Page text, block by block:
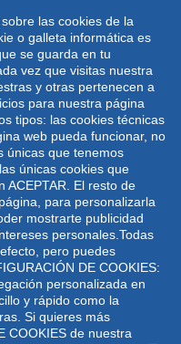
las cookies de la
o galleta informática es
se guarda en tu
vez que visitas nuestra
y otras pertenecen a
para nuestra página
tipos: las cookies técnicas
web pueda funcionar, no
únicas que tenemos
únicas cookies que
ACEPTAR. El resto de
para personalizarla
mostrarte publicidad
personales.Todas
pero puedes
DE COOKIES:
personalizada en
y rápido como la
Si quieres más
COOKIES de nuestra
Sede electrónica
787 060
782 042
de privacidade
-